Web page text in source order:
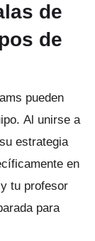
de
de
pueden
Al unirse a
estrategia
en
tu profesor
para